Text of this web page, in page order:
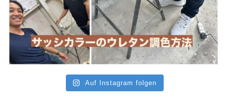
Auf Instagram folgen